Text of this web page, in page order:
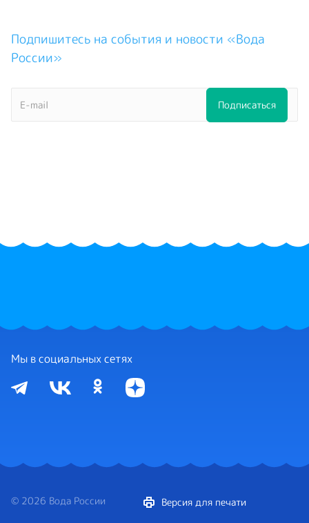
Подпишитесь на события и новости «Вода
России»
Мы в социальных сетях
© 2026 Вода России Версия для печати